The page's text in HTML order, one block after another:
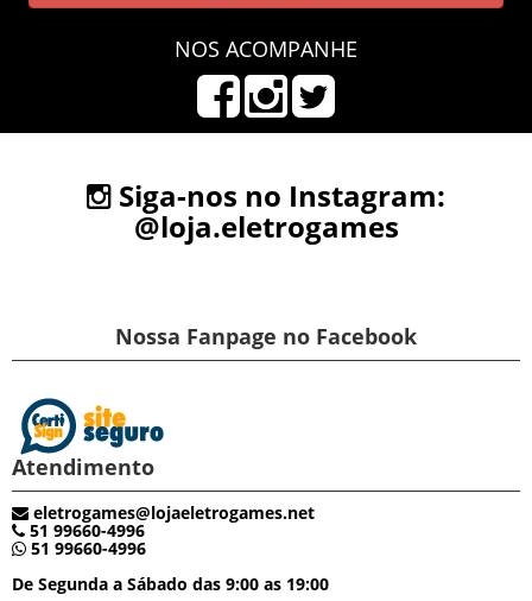
NOS ACOMPANHE
Siga-nos no Instagram:
@loja.eletrogames
Nossa Fanpage no Facebook
Atendimento
eletrogames@lojaeletrogames.net
51 99660-4996
51 99660-4996
De Segunda a Sábado das 9:00 as 19:00